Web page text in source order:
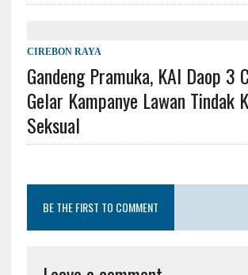
CIREBON RAYA
Gandeng Pramuka, KAI Daop 3
Gelar Kampanye Lawan Tindak
Seksual
BE THE FIRST TO COMMENT